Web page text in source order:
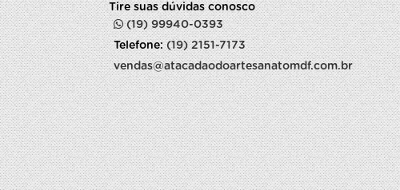
Tire suas dúvidas conosco
(19) 99940-0393
Telefone:(19) 2151-7173
vendas@atacadaodoartesanatomdf.com.br